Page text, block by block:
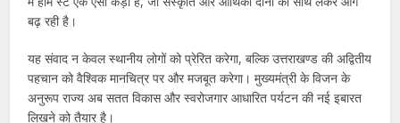
बढ़ रही है।
यह संवाद न केवल स्थानीय लोगों को प्रेरित करेगा, बल्कि उत्तराखण्ड की अद्वितीय
पहचान को वैश्विक मानचित्र पर और मजबूत करेगा। मुख्यमंत्री के विजन के
अनुरूप राज्य अब सतत विकास और स्वरोजगार आधारित पर्यटन की नई इबारत
लिखने को तैयार है।